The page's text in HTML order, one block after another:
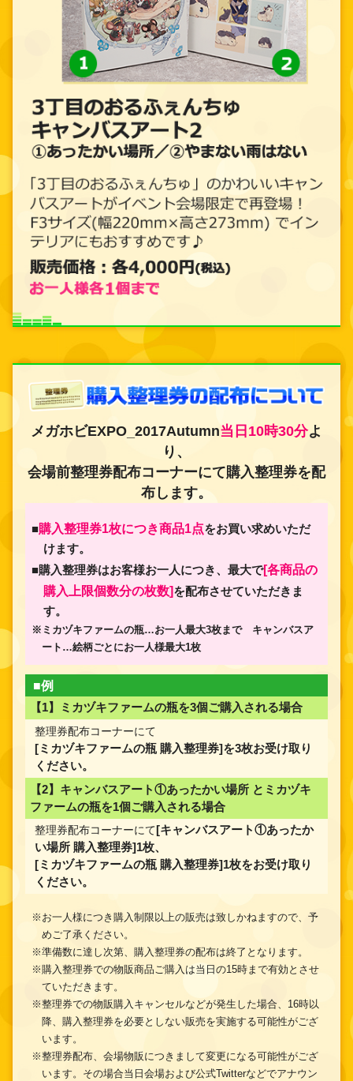
メガホビEXPO_2017Autumn当日10時30分よ
り、
会場前整理券配布コーナーにて購入整理券を配
布します。
■購入整理券1枚につき商品1点をお買い求めいただ
けます。
■購入整理券はお客様お一人につき、最大で[各商品の
購入上限個数分の枚数]を配布させていただきま
す。
※ミカヅキファームの瓶…お一人最大3枚まで キャンバスア
ート…絵柄ごとにお一人様最大1枚
■例
【1】ミカヅキファームの瓶を3個ご購入される場合
整理券配布コーナーにて
[ミカヅキファームの瓶 購入整理券]を3枚お受け取り
ください。
【2】キャンバスアート①あったかい場所 とミカヅキ
ファームの瓶を1個ご購入される場合
整理券配布コーナーにて[キャンバスアート①あったか
い場所 購入整理券]1枚、
[ミカヅキファームの瓶 購入整理券]1枚をお受け取り
ください。
※お一人様につき購入制限以上の販売は致しかねますので、予
めご了承ください。
※準備数に達し次第、購入整理券の配布は終了となります。
※購入整理券での物販商品ご購入は当日の15時まで有効とさせ
ていただきます。
※整理券での物販購入キャンセルなどが発生した場合、16時以
降、購入整理券を必要としない販売を実施する可能性がござ
います。
※整理券配布、会場物販につきまして変更になる可能性がござ
います。その場合当日会場および公式Twitterなどでアナウン